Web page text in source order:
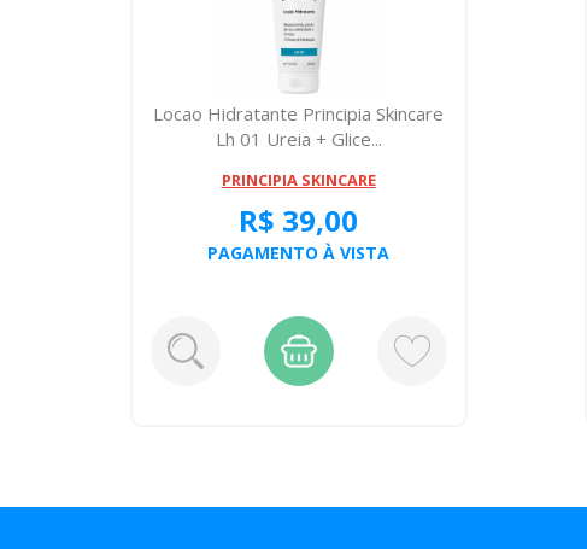
Locao Hidratante Principia Skincare
Lh 01 Ureia + Glice...
PRINCIPIA SKINCARE
R$ 39,00
PAGAMENTO À VISTA